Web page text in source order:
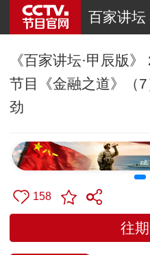
百家讲坛
《百家讲坛·甲辰版
节目《金融之道》（
劲
158
往